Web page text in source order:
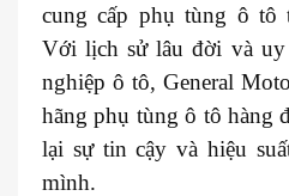
cung cấp phụ tùng ô tô
Với lịch sử lâu đời và
nghiệp ô tô, General
hãng phụ tùng ô tô hàng
lại sự tin cậy và hiệu
mình.